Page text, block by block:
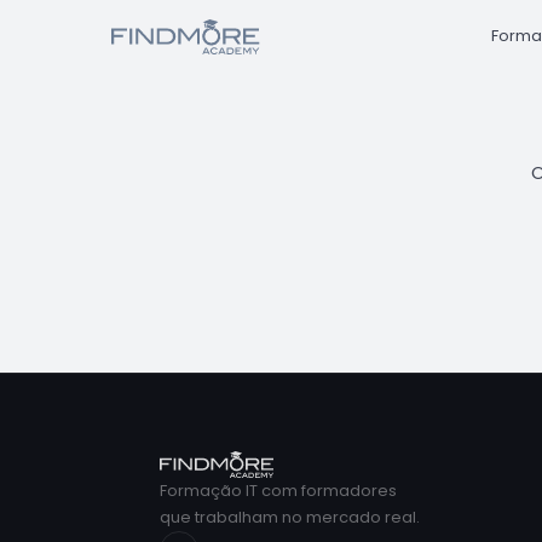
Formação IT com formadores
que trabalham no mercado real.